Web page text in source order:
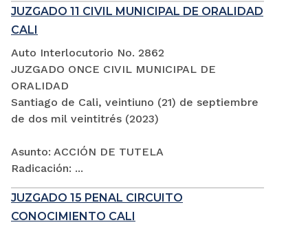
JUZGADO 11 CIVIL MUNICIPAL DE ORALIDAD
CALI
Auto Interlocutorio No. 2862
JUZGADO ONCE CIVIL MUNICIPAL DE
ORALIDAD
Santiago de Cali, veintiuno (21) de septiembre
de dos mil veintitrés (2023)
Asunto: ACCIÓN DE TUTELA
Radicación: ...
JUZGADO 15 PENAL CIRCUITO
CONOCIMIENTO CALI